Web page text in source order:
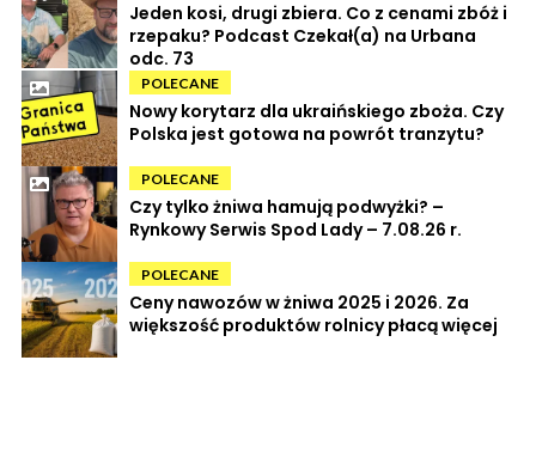
Jeden kosi, drugi zbiera. Co z cenami zbóż i
rzepaku? Podcast Czekał(a) na Urbana
odc. 73
POLECANE
Nowy korytarz dla ukraińskiego zboża. Czy
Polska jest gotowa na powrót tranzytu?
POLECANE
Czy tylko żniwa hamują podwyżki? –
Rynkowy Serwis Spod Lady – 7.08.26 r.
POLECANE
Ceny nawozów w żniwa 2025 i 2026. Za
większość produktów rolnicy płacą więcej